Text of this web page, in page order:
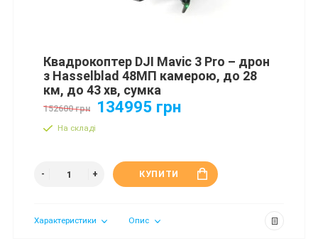
Квадрокоптер DJI Mavic 3 Pro – дрон
з Hasselblad 48МП камерою, до 28
км, до 43 хв, сумка
152600 грн 134995 грн
На складі
КУПИТИ
Характеристики Опис